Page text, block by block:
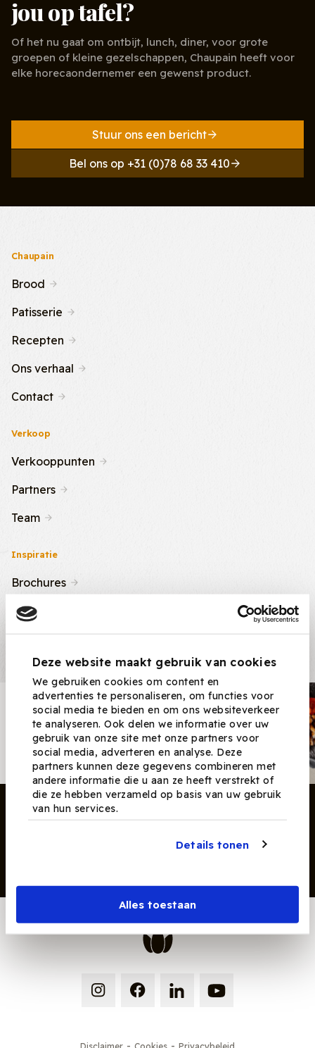
Deze website maakt gebruik van cookies
We gebruiken cookies om content en
advertenties te personaliseren, om functies voor
social media te bieden en om ons websiteverkeer
te analyseren. Ook delen we informatie over uw
gebruik van onze site met onze partners voor
social media, adverteren en analyse. Deze
partners kunnen deze gegevens combineren met
andere informatie die u aan ze heeft verstrekt of
die ze hebben verzameld op basis van uw gebruik
van hun services.
Details tonen
Alles toestaan
jou op tafel?
Of het nu gaat om ontbijt, lunch, diner, voor grote
groepen of kleine gezelschappen, Chaupain heeft voor
elke horecaondernemer een gewenst product.
Stuur ons een bericht
Bel ons op +31 (0)78 68 33 410
Chaupain
Brood
Patisserie
Recepten
Ons verhaal
Contact
Verkoop
Verkooppunten
Partners
Team
Inspiratie
Brochures
Nieuws & Tips
Recepten
Nieuwsbrief
Ontvang nieuwe recepten,
producten en tips maandelijks in
je mailbox.